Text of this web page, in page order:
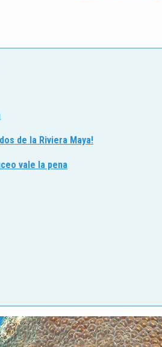
de la Riviera Maya!
vale la pena